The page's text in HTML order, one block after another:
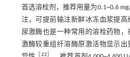
首选溶栓剂，推荐用量为0.1~0.6
注，可提前输注新鲜冰冻血浆提高
尿激酶也是一种常用的溶栓药物
激酶较重组纤溶酶原激活物显示
22